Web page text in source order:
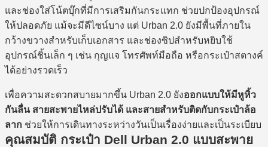
และช่องใส่โน้ตบุ๊กที่มีการเสริมกันกระแทก ช่วยปกป้องอุปกรณ์
ให้ปลอดภัย แม้จะมีดีไซน์บาง แต่ Urban 2.0 ยังมีพื้นที่ภายใน
กว้างขวางสำหรับเก็บเอกสาร และช่องซิปสำหรับหยิบใช้
อุปกรณ์ชิ้นเล็ก ๆ เช่น กุญแจ โทรศัพท์มือถือ หรือกระเป๋าสตางค์
ได้อย่างรวดเร็ว
เพื่อความสะดวกสบายมากขึ้น Urban 2.0 ยังออกแบบให้มีหูหิ้ว
กันลื่น สายสะพายไหล่ปรับได้ และสายสำหรับติดกับกระเป๋าล้อ
ลาก ช่วยให้การเดินทางระหว่างวันเป็นเรื่องง่ายและเป็นระเบียบ
คุณสมบัติ กระเป๋า Dell Urban 2.0 แบบสะพาย